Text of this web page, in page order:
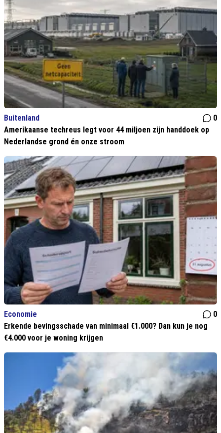
Buitenland
0
Amerikaanse techreus legt voor 44 miljoen zijn handdoek op
Nederlandse grond én onze stroom
Economie
0
Erkende bevingsschade van minimaal €1.000? Dan kun je nog
€4.000 voor je woning krijgen